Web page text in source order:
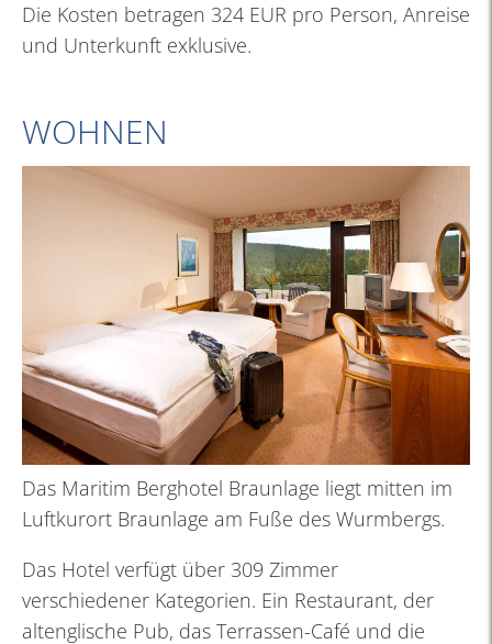
Die Kosten betragen 324 EUR pro Person, Anreise
und Unterkunft exklusive.
WOHNEN
Das Maritim Berghotel Braunlage liegt mitten im
Luftkurort Braunlage am Fuße des Wurmbergs.
Das Hotel verfügt über 309 Zimmer
verschiedener Kategorien. Ein Restaurant, der
altenglische Pub, das Terrassen-Café und die